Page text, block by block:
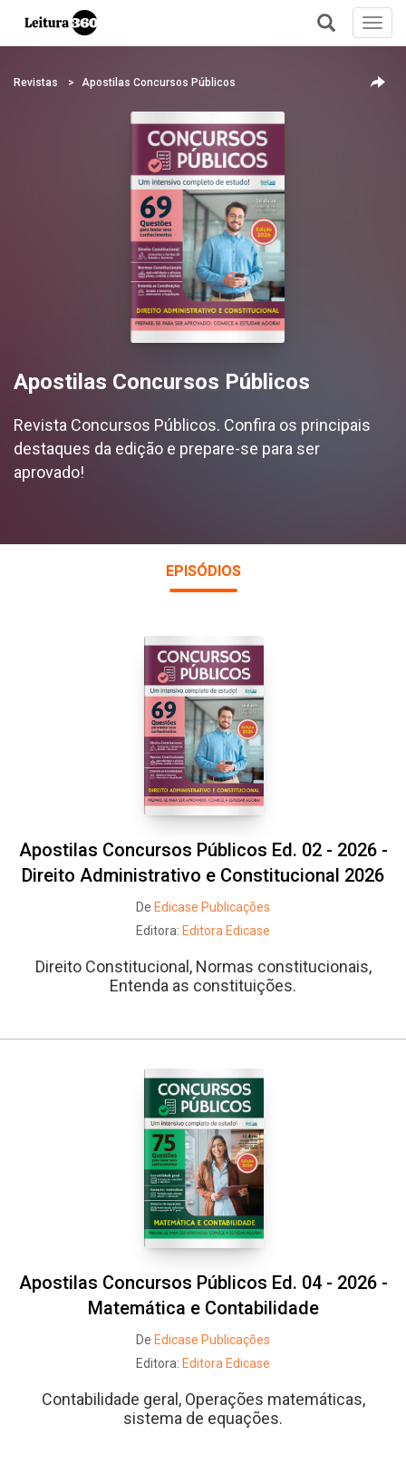
+
Revistas Apostilas Concursos Públicos
Apostilas Concursos Públicos
Revista Concursos Públicos. Confira os principais
destaques da edição e prepare-se para ser
aprovado!
EPISÓDIOS
Apostilas Concursos Públicos Ed. 02 - 2026 -
Direito Administrativo e Constitucional 2026
De Edicase Publicações
Editora: Editora Edicase
Direito Constitucional, Normas constitucionais,
Entenda as constituições.
Apostilas Concursos Públicos Ed. 04 - 2026 -
Matemática e Contabilidade
De Edicase Publicações
Editora: Editora Edicase
Contabilidade geral, Operações matemáticas,
sistema de equações.